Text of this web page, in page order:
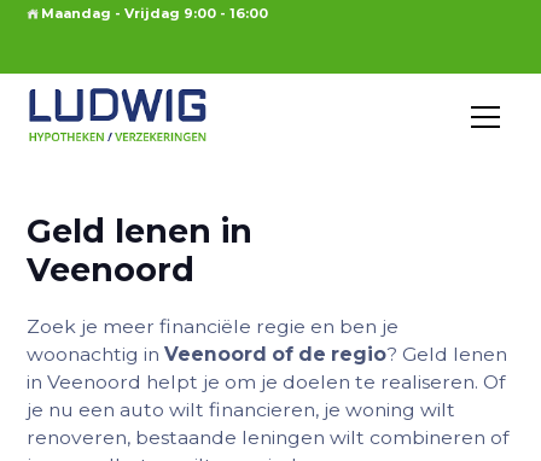
Maandag - Vrijdag 9:00 - 16:00
Geld lenen in
Veenoord
Zoek je meer financiële regie en ben je
woonachtig in Veenoord of de regio? Geld lenen
in Veenoord helpt je om je doelen te realiseren. Of
je nu een auto wilt financieren, je woning wilt
renoveren, bestaande leningen wilt combineren of